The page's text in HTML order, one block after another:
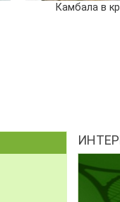
Камбала в